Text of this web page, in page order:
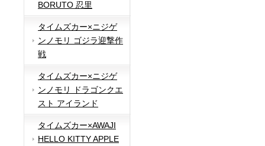
BORUTO 忍里
タイムズカー×ニジゲ
ンノモリ ゴジラ迎撃作
戦
タイムズカー×ニジゲ
ンノモリ ドラゴンクエ
スト アイランド
タイムズカー×AWAJI
HELLO KITTY APPLE